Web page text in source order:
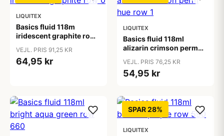
LIQUITEX
Basics fluid 118m
iridescent graphite row
VEJL. PRIS 91,25 KR
64,95 kr
LIQUITEX
Basics fluid 118ml
alizarin crimson perm
VEJL. PRIS 76,25 KR
54,95 kr
SPAR 28%
LIQUITEX